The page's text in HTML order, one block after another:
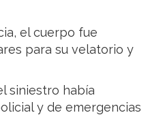
el cuerpo fue
para su velatorio y
siniestro había
y de emergencias